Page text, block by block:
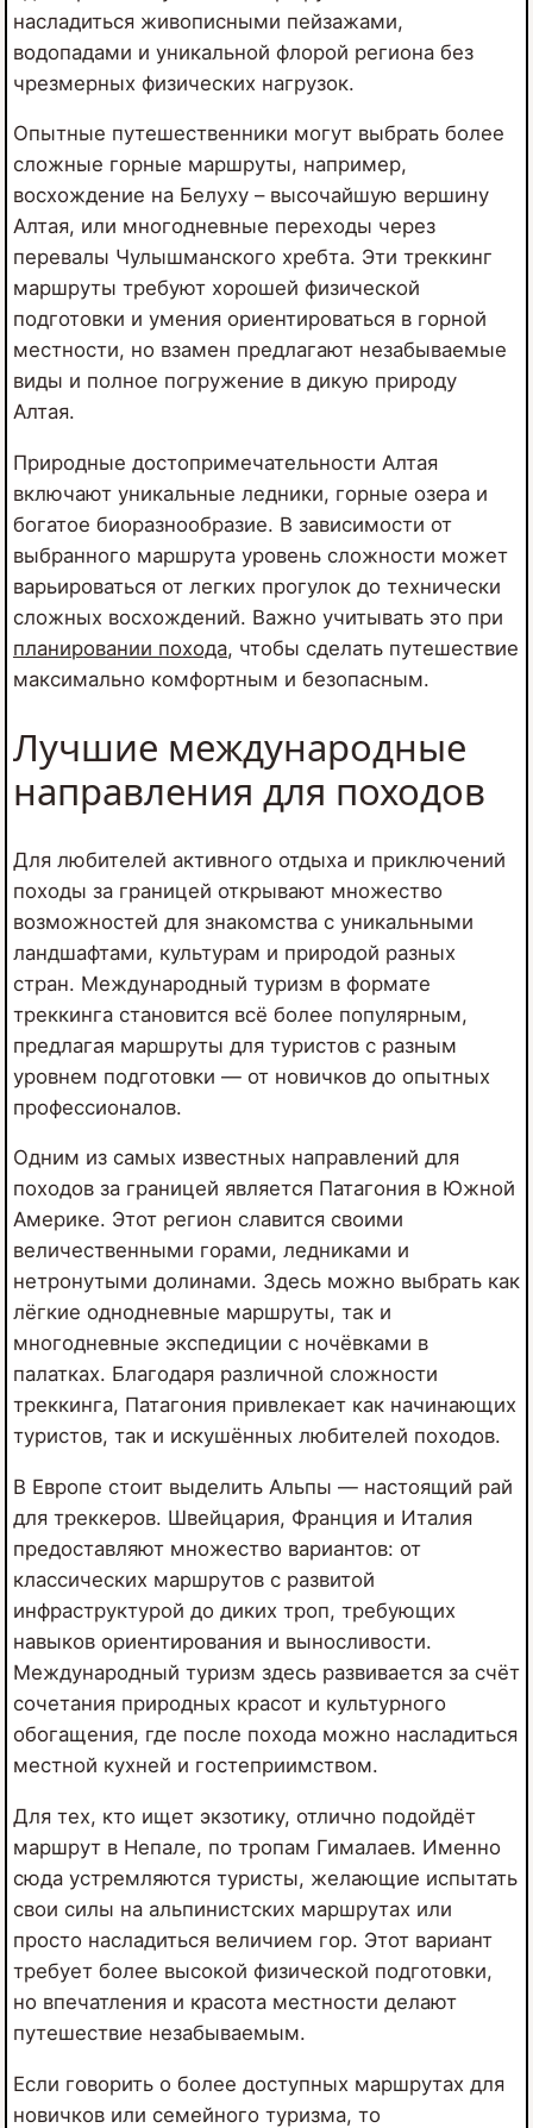
насладиться живописными пейзажами,
водопадами и уникальной флорой региона без
чрезмерных физических нагрузок.
Опытные путешественники могут выбрать более
сложные горные маршруты, например,
восхождение на Белуху – высочайшую вершину
Алтая, или многодневные переходы через
перевалы Чулышманского хребта. Эти треккинг
маршруты требуют хорошей физической
подготовки и умения ориентироваться в горной
местности, но взамен предлагают незабываемые
виды и полное погружение в дикую природу
Алтая.
Природные достопримечательности Алтая
включают уникальные ледники, горные озера и
богатое биоразнообразие. В зависимости от
выбранного маршрута уровень сложности может
варьироваться от легких прогулок до технически
сложных восхождений. Важно учитывать это при
планировании похода, чтобы сделать путешествие
максимально комфортным и безопасным.
Лучшие международные
направления для походов
Для любителей активного отдыха и приключений
походы за границей открывают множество
возможностей для знакомства с уникальными
ландшафтами, культурам и природой разных
стран. Международный туризм в формате
треккинга становится всё более популярным,
предлагая маршруты для туристов с разным
уровнем подготовки — от новичков до опытных
профессионалов.
Одним из самых известных направлений для
походов за границей является Патагония в Южной
Америке. Этот регион славится своими
величественными горами, ледниками и
нетронутыми долинами. Здесь можно выбрать как
лёгкие однодневные маршруты, так и
многодневные экспедиции с ночёвками в
палатках. Благодаря различной сложности
треккинга, Патагония привлекает как начинающих
туристов, так и искушённых любителей походов.
В Европе стоит выделить Альпы — настоящий рай
для треккеров. Швейцария, Франция и Италия
предоставляют множество вариантов: от
классических маршрутов с развитой
инфраструктурой до диких троп, требующих
навыков ориентирования и выносливости.
Международный туризм здесь развивается за счёт
сочетания природных красот и культурного
обогащения, где после похода можно насладиться
местной кухней и гостеприимством.
Для тех, кто ищет экзотику, отлично подойдёт
маршрут в Непале, по тропам Гималаев. Именно
сюда устремляются туристы, желающие испытать
свои силы на альпинистских маршрутах или
просто насладиться величием гор. Этот вариант
требует более высокой физической подготовки,
но впечатления и красота местности делают
путешествие незабываемым.
Если говорить о более доступных маршрутах для
новичков или семейного туризма, то